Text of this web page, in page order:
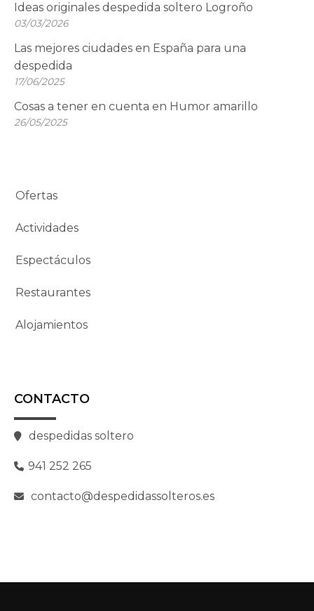
Ideas originales despedida soltero Logroño
03/03/2026
Las mejores ciudades en España para una
despedida
17/06/2025
Cosas a tener en cuenta en Humor amarillo
26/05/2025
Ofertas
Actividades
Espectáculos
Restaurantes
Alojamientos
CONTACTO
despedidas soltero
941 252 265
contacto@despedidassolteros.es